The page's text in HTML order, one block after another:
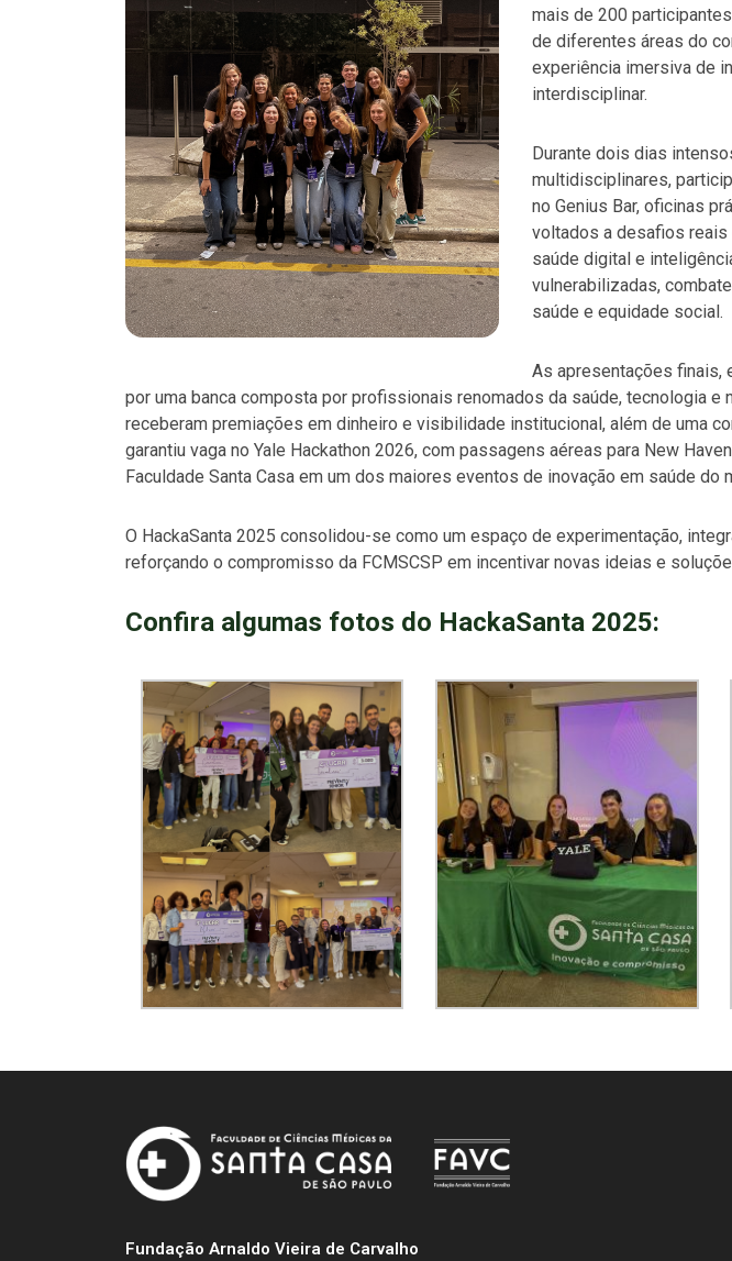
mais de 200
de diferentes áreas do
experiência imersiva de
interdisciplinar.
Durante dois dias
multidisciplinares,
no Genius Bar, oficinas
voltados a desafios reais
saúde digital e
vulnerabilizadas,
saúde e equidade social.
As apresentações finais,
por uma banca composta por profissionais renomados da saúde, tecnologia
receberam premiações em dinheiro e visibilidade institucional, além de uma
garantiu vaga no Yale Hackathon 2026, com passagens aéreas para New
Faculdade Santa Casa em um dos maiores eventos de inovação em saúde do
O HackaSanta 2025 consolidou-se como um espaço de experimentação,
reforçando o compromisso da FCMSCSP em incentivar novas ideias e
Confira algumas fotos do HackaSanta 2025:
Fundação Arnaldo Vieira de Carvalho